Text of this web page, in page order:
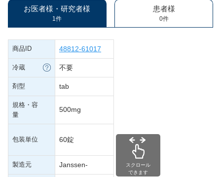
お医者様・研究者様
1件
患者様
0件
商品ID 48812-61017
冷蔵 不要
剤型 tab
規格・容
量
500mg
包装単位 60錠
製造元 Janssen-
スクロール
できます